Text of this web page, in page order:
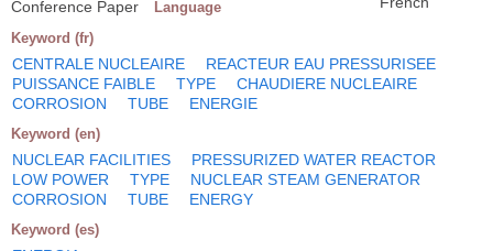
Conference Paper Language
Keyword (fr)
CENTRALE NUCLEAIRE
REACTEUR EAU PRESSURISEE
PUISSANCE FAIBLE
TYPE
CHAUDIERE NUCLEAIRE
CORROSION
TUBE ENERGIE
Keyword (en)
NUCLEAR FACILITIES
PRESSURIZED WATER REACTOR
LOW POWER
TYPE
NUCLEAR STEAM GENERATOR
CORROSION
TUBE ENERGY
Keyword (es)